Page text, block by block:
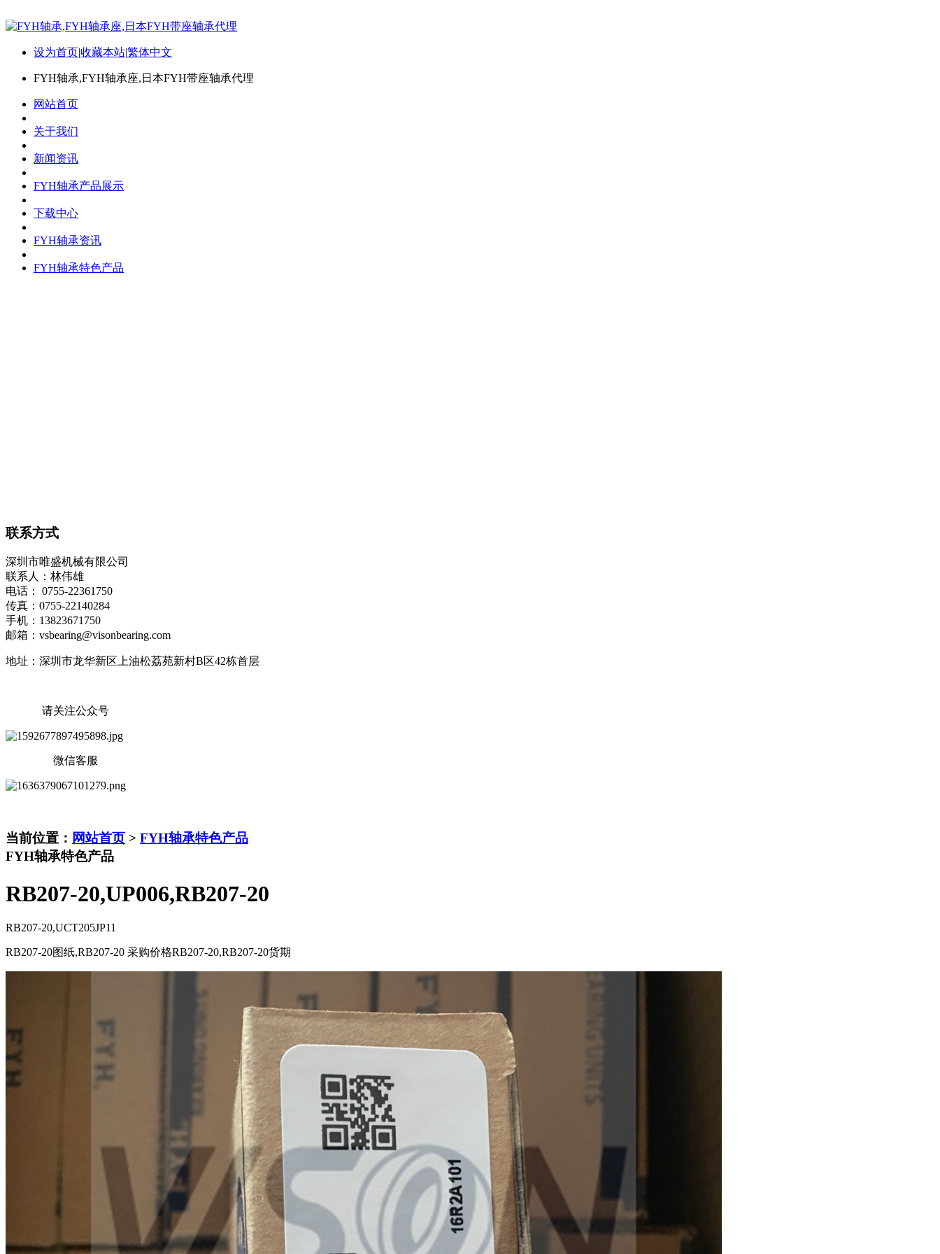
设为首页|收藏本站|繁体中文
FYH轴承,FYH轴承座,日本FYH带座轴承代理
网站首页
关于我们
新闻资讯
FYH轴承产品展示
下载中心
FYH轴承资讯
FYH轴承特色产品
联系方式
深圳市唯盛机械有限公司
联系人：林伟雄
电话： 0755-22361750
传真：0755-22140284
手机：13823671750
邮箱：vsbearing@visonbearing.com
地址：深圳市龙华新区上油松荔苑新村B区42栋首层
请关注公众号
微信客服
当前位置： 网站首页 > FYH轴承特色产品
FYH轴承特色产品
RB207-20,UP006,RB207-20
RB207-20,UCT205JP11
RB207-20图纸,RB207-20 采购价格RB207-20,RB207-20货期